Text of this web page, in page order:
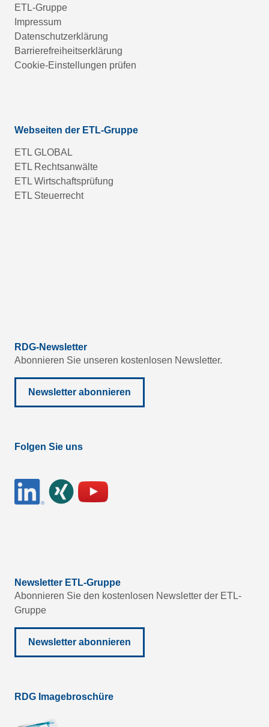
ETL-Gruppe
Impressum
Datenschutzerklärung
Barrierefreiheitserklärung
Cookie-Einstellungen prüfen
Webseiten der ETL-Gruppe
ETL GLOBAL
ETL Rechtsanwälte
ETL Wirtschaftsprüfung
ETL Steuerrecht
RDG-Newsletter
Abonnieren Sie unseren kostenlosen Newsletter.
Newsletter abonnieren
Folgen Sie uns
Newsletter ETL-Gruppe
Abonnieren Sie den kostenlosen Newsletter der ETL-
Gruppe
Newsletter abonnieren
RDG Imagebroschüre